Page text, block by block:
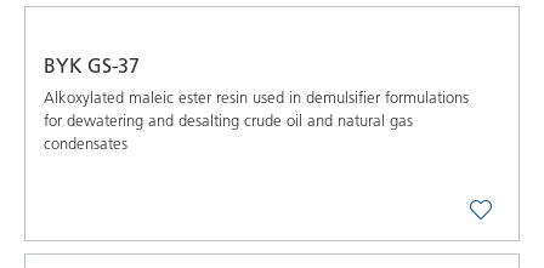
BYK GS-37
Alkoxylated maleic ester resin used in demulsifier formulations
for dewatering and desalting crude oil and natural gas
condensates